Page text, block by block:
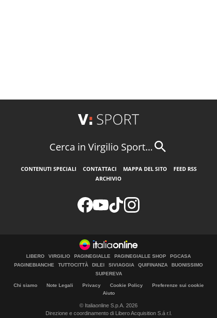
Cerca in Virgilio Sport...
CONTENUTI SPECIALI CONTATTACI MAPPA DEL SITO
FEED RSS
ARCHIVIO
LIBERO VIRGILIO PAGINEGIALLE PAGINEGIALLE SHOP
PGCASA
PAGINEBIANCHE
TUTTOCITTÀ DILEI SIVIAGGIA QUIFINANZA
BUONISSIMO
SUPEREVA
Chi siamo Note Legali Privacy Cookie Policy
Preferenze sui cookie
Aiuto
© Italiaonline S.p.A. 2026
Direzione e coordinamento di Libero Acquisition S.á r.l.